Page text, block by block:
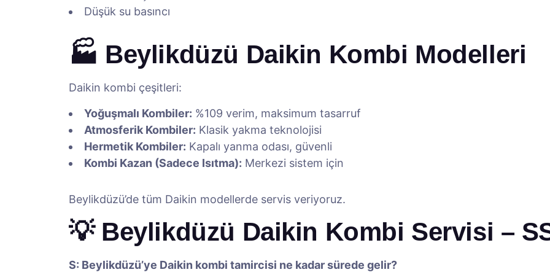
Düşük su basıncı
🏭 Beylikdüzü Daikin Kombi Modelleri
Daikin kombi çeşitleri:
Yoğuşmalı Kombiler: %109 verim, maksimum tasarruf
Atmosferik Kombiler: Klasik yakma teknolojisi
Hermetik Kombiler: Kapalı yanma odası, güvenli
Kombi Kazan (Sadece Isıtma): Merkezi sistem için
Beylikdüzü’de tüm Daikin modellerde servis veriyoruz.
💡 Beylikdüzü Daikin Kombi Servisi –
S: Beylikdüzü’ye Daikin kombi tamircisi ne kadar sürede gelir?